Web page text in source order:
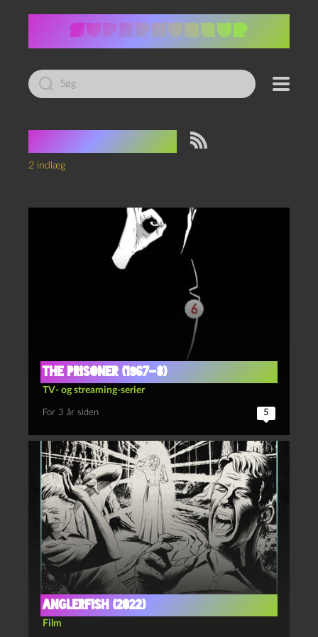
Led
efter:
mysterie
2 indlæg
The prisoner (1967-8)
TV- og streaming-serier
For 3 år siden 5
Anglerfish (2022)
Film